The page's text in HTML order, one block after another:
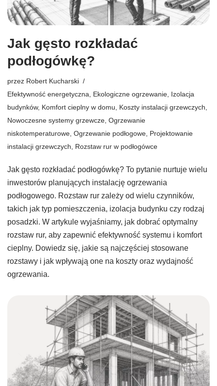
Jak gęsto rozkładać
podłogówkę?
przez Robert Kucharski
Efektywność energetyczna, Ekologiczne ogrzewanie, Izolacja
budynków, Komfort cieplny w domu, Koszty instalacji grzewczych,
Nowoczesne systemy grzewcze, Ogrzewanie
niskotemperaturowe, Ogrzewanie podłogowe, Projektowanie
instalacji grzewczych, Rozstaw rur w podłogówce
Jak gęsto rozkładać podłogówkę? To pytanie nurtuje wielu
inwestorów planujących instalację ogrzewania
podłogowego. Rozstaw rur zależy od wielu czynników,
takich jak typ pomieszczenia, izolacja budynku czy rodzaj
posadzki. W artykule wyjaśniamy, jak dobrać optymalny
rozstaw rur, aby zapewnić efektywność systemu i komfort
cieplny. Dowiedz się, jakie są najczęściej stosowane
rozstawy i jak wpływają one na koszty oraz wydajność
ogrzewania.